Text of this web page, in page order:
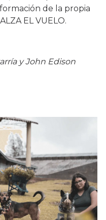
de la propia
EL VUELO.
y John Edison